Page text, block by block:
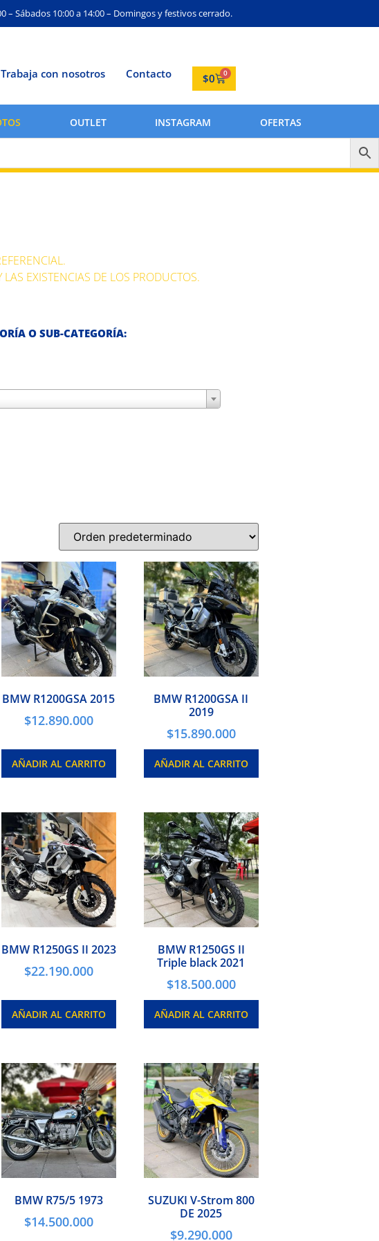
– Sábados 10:00 a 14:00 – Domingos y festivos cerrado.
Trabaja con nosotros Contacto $0 0
OUTLET INSTAGRAM OFERTAS
EXISTENCIAS DE LOS PRODUCTOS.
O SUB-CATEGORÍA:
BMW R1200GSA 2015
$12.890.000
AÑADIR AL CARRITO
BMW R1200GSA II
2019
$15.890.000
AÑADIR AL CARRITO
BMW R1250GS II 2023
$22.190.000
AÑADIR AL CARRITO
BMW R1250GS II
Triple black 2021
$18.500.000
AÑADIR AL CARRITO
BMW R75/5 1973
$14.500.000
SUZUKI V-Strom 800
DE 2025
$9.290.000